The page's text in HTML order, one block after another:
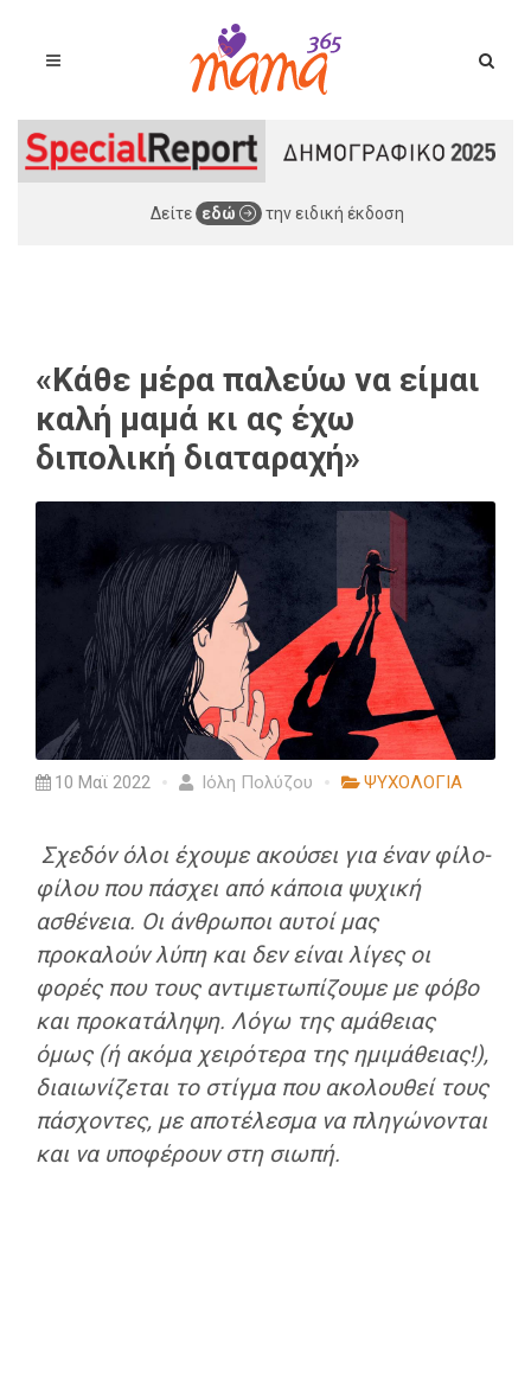
Δείτε εδώ την ειδική έκδοση
«Κάθε μέρα παλεύω να είμαι
καλή μαμά κι ας έχω
διπολική διαταραχή»
10 Μαϊ 2022 Ιόλη Πολύζου ΨΥΧΟΛΟΓΙΑ
Σχεδόν όλοι έχουμε ακούσει για έναν φίλο-
φίλου που πάσχει από κάποια ψυχική
ασθένεια. Οι άνθρωποι αυτοί μας
προκαλούν λύπη και δεν είναι λίγες οι
φορές που τους αντιμετωπίζουμε με φόβο
και προκατάληψη. Λόγω της αμάθειας
όμως (ή ακόμα χειρότερα της ημιμάθειας!),
διαιωνίζεται το στίγμα που ακολουθεί τους
πάσχοντες, με αποτέλεσμα να πληγώνονται
και να υποφέρουν στη σιωπή.